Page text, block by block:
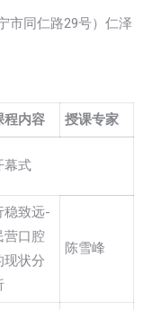
市同仁路29号）仁泽
程内容 授课专家
幕式
稳致远-
营口腔
现状分
陈雪峰